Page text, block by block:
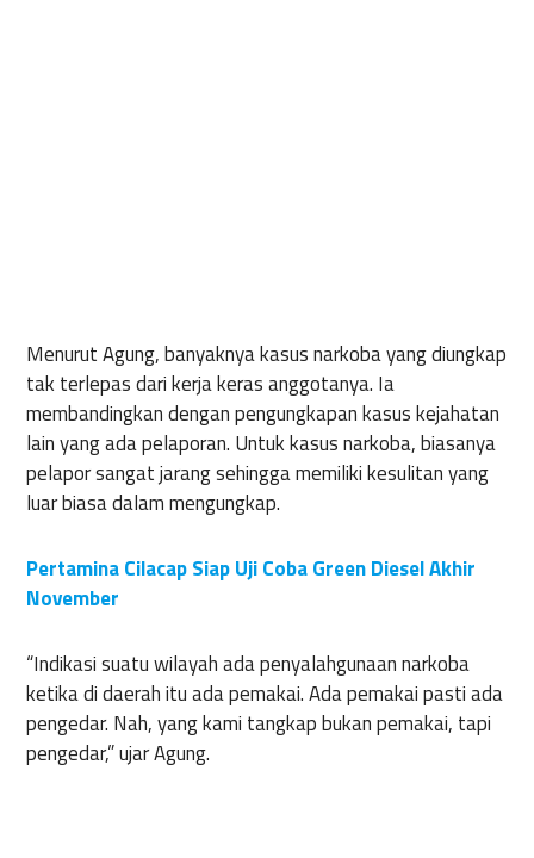
Menurut Agung, banyaknya kasus narkoba yang diungkap
tak terlepas dari kerja keras anggotanya. Ia
membandingkan dengan pengungkapan kasus kejahatan
lain yang ada pelaporan. Untuk kasus narkoba, biasanya
pelapor sangat jarang sehingga memiliki kesulitan yang
luar biasa dalam mengungkap.
Pertamina Cilacap Siap Uji Coba Green Diesel Akhir
November
“Indikasi suatu wilayah ada penyalahgunaan narkoba
ketika di daerah itu ada pemakai. Ada pemakai pasti ada
pengedar. Nah, yang kami tangkap bukan pemakai, tapi
pengedar,” ujar Agung.